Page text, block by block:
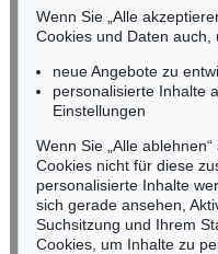
Auktion 560 - Lot 32
EMIL NOLDE
Landschaft mit Seebüllhof
Ergebnis:€ 914.400
Mobil: +49 (0)171
Keine Auktion
Wir informieren
Jetzt zum
Wenn Sie „Alle
Cookies und Daten auch,
neue Angebote zu
personalisierte Inhalte
Einstellungen
Wenn Sie „Alle
Cookies nicht für diese
personalisierte Inhalte
sich gerade ansehen,
Suchsitzung und Ihrem
Cookies, um Inhalte zu